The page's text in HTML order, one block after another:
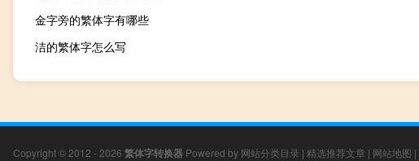
金字旁的繁体字有哪些
洁的繁体字怎么写
Copyright © 2012 - 2026 繁体字转换器 Powered by 网站分类目录 | 精选推荐文章 | 网站地图 |